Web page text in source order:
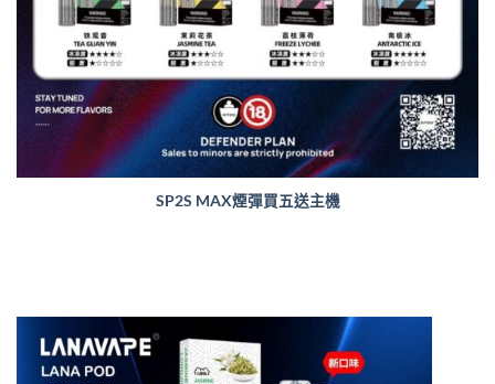
SP2S MAX煙彈買五送主機